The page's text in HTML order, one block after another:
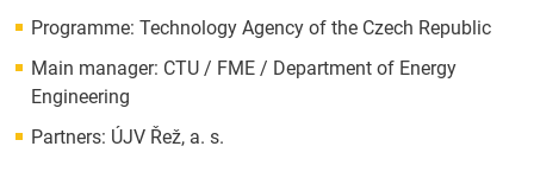
Programme: Technology Agency of the Czech Republic
Main manager: CTU / FME / Department of Energy
Engineering
Partners: ÚJV Řež, a. s.